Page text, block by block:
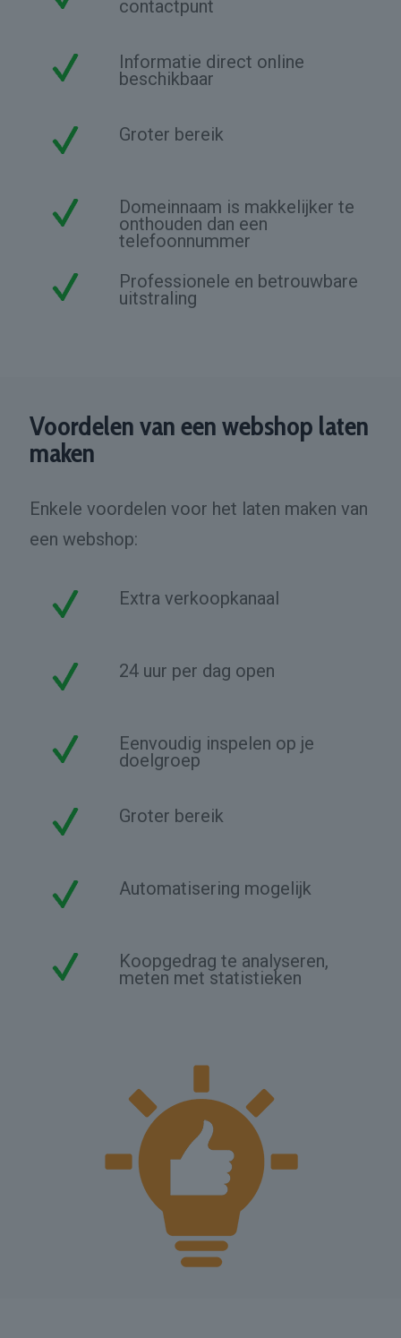
contactpunt
Informatie direct online
beschikbaar
Groter bereik
Domeinnaam is makkelijker te
onthouden dan een
telefoonnummer
Professionele en betrouwbare
uitstraling
Voordelen van een webshop laten
maken
Enkele voordelen voor het laten maken van
een webshop:
Extra verkoopkanaal
24 uur per dag open
Eenvoudig inspelen op je
doelgroep
Groter bereik
Automatisering mogelijk
Koopgedrag te analyseren,
meten met statistieken